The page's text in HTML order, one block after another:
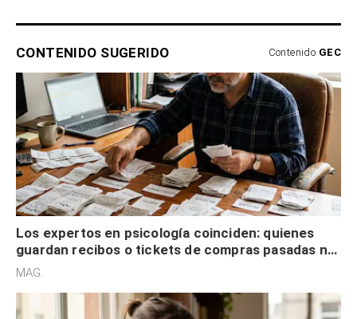
CONTENIDO SUGERIDO Contenido GEC
Los expertos en psicología coinciden: quienes
guardan recibos o tickets de compras pasadas no
son acumuladores, sino que tienen necesidad de
MAG.